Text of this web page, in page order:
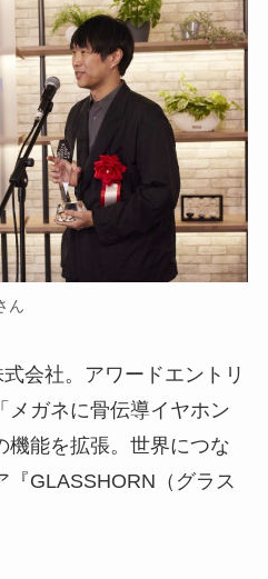
ん
会社。アワードエントリ
メガネに骨伝導イヤホン
機能を拡張。世界につな
『GLASSHORN（グラス